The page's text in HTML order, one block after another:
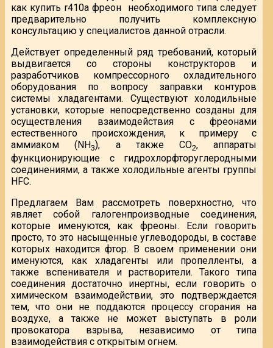
как купить r410а фреон необходимого типа следует
предварительно получить комплексную
консультацию у специалистов данной отрасли.
Действует определенный ряд требований, который
выдвигается со стороны конструкторов и
разработчиков компрессорного охладительного
оборудования по вопросу заправки контуров
системы хладагентами. Существуют холодильные
установки, которые непосредственно созданы для
осуществления взаимодействия с фреонами
естественного происхождения, к примеру с
аммиаком (NH3), а также СО2, аппараты
функционирующие с гидрохлорфторуглеродными
соединениями, а также холодильные агенты группы
HFС.
Предлагаем Вам рассмотреть поверхностно, что
являет собой галогенпроизводные соединения,
которые именуются, как фреоны. Если говорить
просто, то это насыщенные углеводороды, в составе
которых находится фтор. В своем применении они
именуются, как хладагенты или пропелленты, а
также вспенивателя и растворители. Такого типа
соединения достаточно инертны, если говорить о
химическом взаимодействии, это подтверждается
тем, что они не поддаются процессу сгорания на
воздухе, а также не может выступать в роли
провокатора взрыва, независимо от типа
взаимодействия с открытым огнем.